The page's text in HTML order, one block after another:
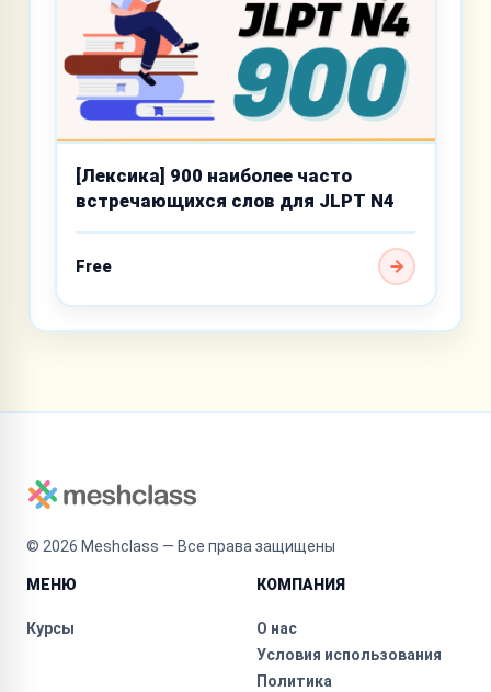
[Лексика] 900 наиболее часто
встречающихся слов для JLPT N4
Free
© 2026 Meshclass — Все права защищены
МЕНЮ
Курсы
КОМПАНИЯ
О нас
Условия использования
Политика